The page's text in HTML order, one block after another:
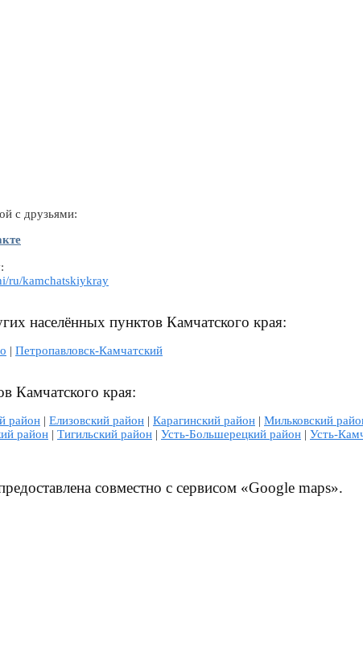
с друзьями:
ru/kamchatskiykray
населённых пунктов Камчатского края:
| Петропавловск-Камчатский
Камчатского края:
район | Елизовский район | Карагинский район | Мильковский
район | Тигильский район | Усть-Большерецкий район | Усть-
совместно с сервисом «Google maps».